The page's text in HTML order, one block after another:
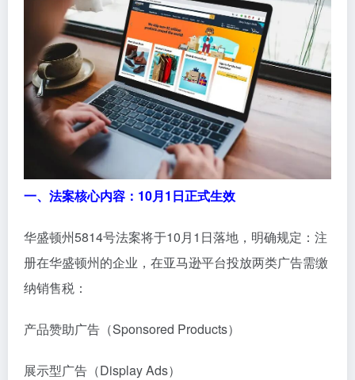
一、法案核心内容：10月1日正式生效
华盛顿州5814号法案将于10月1日落地，明确规定：注
册在华盛顿州的企业，在亚马逊平台投放两类广告需缴
纳销售税：
产品赞助广告（Sponsored Products）
展示型广告（Display Ads）